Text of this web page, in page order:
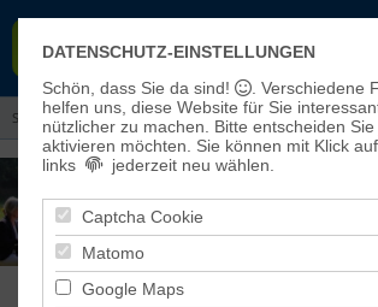
EISLEBEN-SÖMMERDA
Sie sind hier:Aktuelles> Veranstaltungen und
DATENSCHUTZ-EINSTELLUNGEN
Schön, dass Sie da sind!
. Verschiedene
helfen uns, diese Website für Sie
nützlicher zu machen.
Bitte entscheiden
aktivieren möchten. Sie können mit Klick
links
jederzeit neu wählen.
Captcha Cookie
Matomo
Google Maps